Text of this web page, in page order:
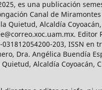
es una publicación
Canal de Miramontes
Quietud, Alcaldía
Editor
203, ISSN
Dra. Angélica Buendía
Alcaldía Coyoacán,